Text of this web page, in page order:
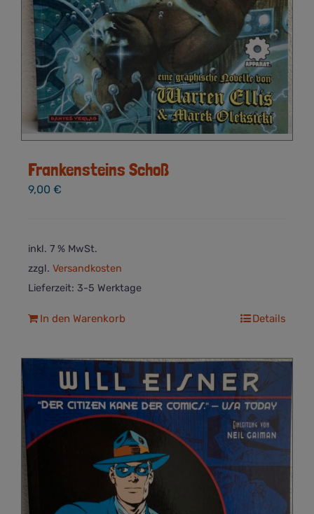
Frankensteins Schoß
9,00 €
inkl. 7 % MwSt.
zzgl. Versandkosten
Lieferzeit: 3-5 Werktage
In den Warenkorb Details